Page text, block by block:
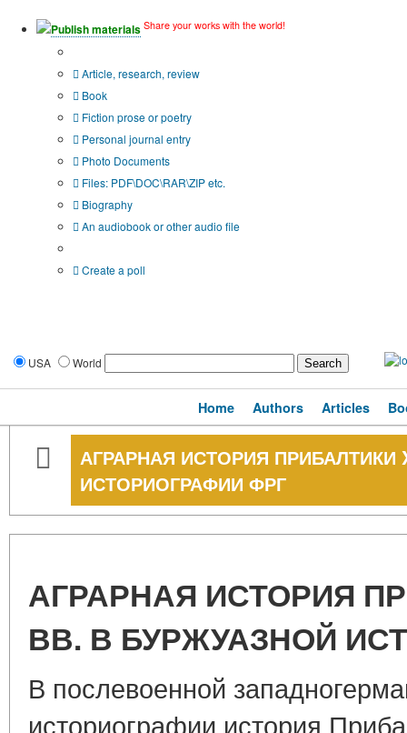
Publish materials Share your works with the world!
Article, research, review
Book
Fiction prose or poetry
Personal journal entry
Photo Documents
Files: PDF\DOC\RAR\ZIP etc.
Biography
An audiobook or other audio file
Create a poll
USA World
Home Authors Articles
АГРАРНАЯ ИСТОРИЯ ПРИБАЛТИКИ
ИСТОРИОГРАФИИ ФРГ
АГРАРНАЯ ИСТОРИЯ
ВВ. В БУРЖУАЗНОЙ
В послевоенной
историографии история